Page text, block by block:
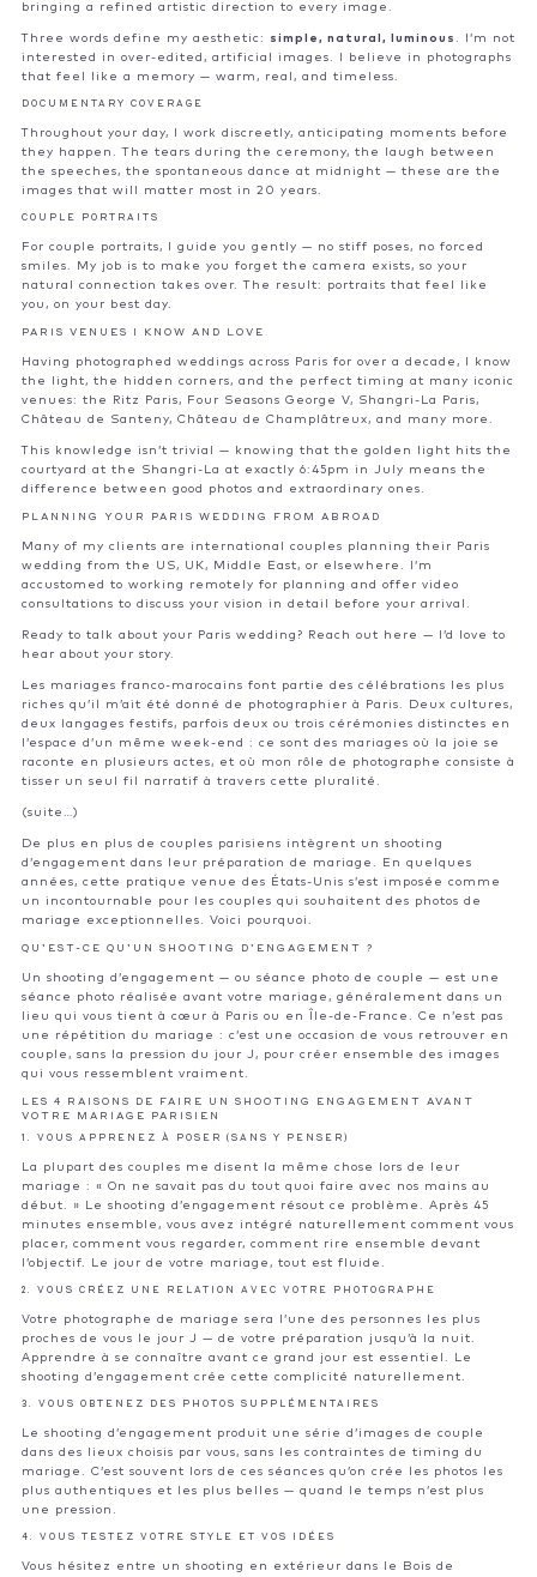
bringing a refined artistic direction to every image.
Three words define my aesthetic: simple, natural, luminous
. I’m not
interested in over-edited, artificial images. I believe in photographs
that feel like a memory — warm, real, and timeless.
DOCUMENTARY COVERAGE
Throughout your day, I work discreetly, anticipating moments before
they happen. The tears during the ceremony, the laugh between
the speeches, the spontaneous dance at midnight — these are the
images that will matter most in 20 years.
COUPLE PORTRAITS
For couple portraits, I guide you gently — no stiff poses, no forced
smiles. My job is to make you forget the camera exists, so your
natural connection takes over. The result: portraits that feel like
you, on your best day.
PARIS VENUES I KNOW AND LOVE
Having photographed weddings across Paris for over a decade, I know
the light, the hidden corners, and the perfect timing at many iconic
venues: the Ritz Paris, Four Seasons George V, Shangri-La Paris,
Château de Santeny, Château de Champlâtreux, and many more.
This knowledge isn’t trivial — knowing that the golden light hits the
courtyard at the Shangri-La at exactly 6:45pm in July means the
difference between good photos and extraordinary ones.
PLANNING YOUR PARIS WEDDING FROM ABROAD
Many of my clients are international couples planning their Paris
wedding from the US, UK, Middle East, or elsewhere. I’m
accustomed to working remotely for planning and offer video
consultations to discuss your vision in detail before your arrival.
Ready to talk about your Paris wedding? Reach out here — I’d love to
hear about your story.
Les mariages franco-marocains font partie des célébrations les plus
riches qu’il m’ait été donné de photographier à Paris. Deux cultures,
deux langages festifs, parfois deux ou trois cérémonies distinctes en
l’espace d’un même week-end : ce sont des mariages où la joie se
raconte en plusieurs actes, et où mon rôle de photographe consiste à
tisser un seul fil narratif à travers cette pluralité.
(suite…)
De plus en plus de couples parisiens intègrent un shooting
d’engagement dans leur préparation de mariage. En quelques
années, cette pratique venue des États-Unis s’est imposée comme
un incontournable pour les couples qui souhaitent des photos de
mariage exceptionnelles. Voici pourquoi.
QU’EST-CE QU’UN SHOOTING D’ENGAGEMENT ?
Un shooting d’engagement — ou séance photo de couple — est une
séance photo réalisée avant votre mariage, généralement dans un
lieu qui vous tient à cœur à Paris ou en Île-de-France. Ce n’est pas
une répétition du mariage : c’est une occasion de vous retrouver en
couple, sans la pression du jour J, pour créer ensemble des images
qui vous ressemblent vraiment.
LES 4 RAISONS DE FAIRE UN SHOOTING ENGAGEMENT AVANT
VOTRE MARIAGE PARISIEN
1. VOUS APPRENEZ À POSER (SANS Y PENSER)
La plupart des couples me disent la même chose lors de leur
mariage : « On ne savait pas du tout quoi faire avec nos mains au
début. » Le shooting d’engagement résout ce problème. Après 45
minutes ensemble, vous avez intégré naturellement comment vous
placer, comment vous regarder, comment rire ensemble devant
l’objectif. Le jour de votre mariage, tout est fluide.
2. VOUS CRÉEZ UNE RELATION AVEC VOTRE PHOTOGRAPHE
Votre photographe de mariage sera l’une des personnes les plus
proches de vous le jour J — de votre préparation jusqu’à la nuit.
Apprendre à se connaître avant ce grand jour est essentiel. Le
shooting d’engagement crée cette complicité naturellement.
3. VOUS OBTENEZ DES PHOTOS SUPPLÉMENTAIRES
Le shooting d’engagement produit une série d’images de couple
dans des lieux choisis par vous, sans les contraintes de timing du
mariage. C’est souvent lors de ces séances qu’on crée les photos les
plus authentiques et les plus belles — quand le temps n’est plus
une pression.
4. VOUS TESTEZ VOTRE STYLE ET VOS IDÉES
Vous hésitez entre un shooting en extérieur dans le Bois de